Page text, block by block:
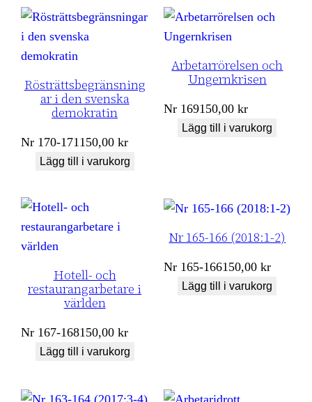
Rösträttsbegränsning
ar i den svenska
demokratin
Nr 170-171 150,00kr
Lägg till i varukorg
Arbetarrörelsen och
Ungernkrisen
Nr 169150,00kr
Lägg till i varukorg
Hotell- och
restaurangarbetare i
världen
Nr 167-168150,00kr
Lägg till i varukorg
Nr 165-166 (2018:1-2)
Nr 165-166150,00kr
Lägg till i varukorg